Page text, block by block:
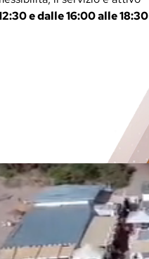
e dalle 16:00 alle 18:30